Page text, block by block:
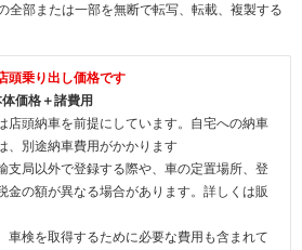
全部または一部を無断で転写、転載、複製する
頭乗り出し価格です
価格＋諸費用
頭納車を前提にしています。自宅への納車
、別途納車費用がかかります
局以外で登録する際や、車の定置場所、登
金の額が異なる場合があります。詳しくは販
検を取得するために必要な費用も含まれて